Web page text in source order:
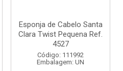
Esponja de Cabelo Santa
Clara Twist Pequena Ref.
4527
Código: 111992
Embalagem: UN